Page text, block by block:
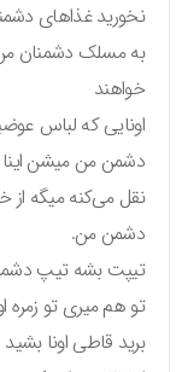
نخورید غذاهای
به مسلک دشمنان من
خواهند
اونایی که لباس
دشمن من میشن اینا
نقل می‌کنه میگه از
دشمن من.
تیپت بشه تیپ
تو هم میری تو زمره
برید قاطی اونا بشید .